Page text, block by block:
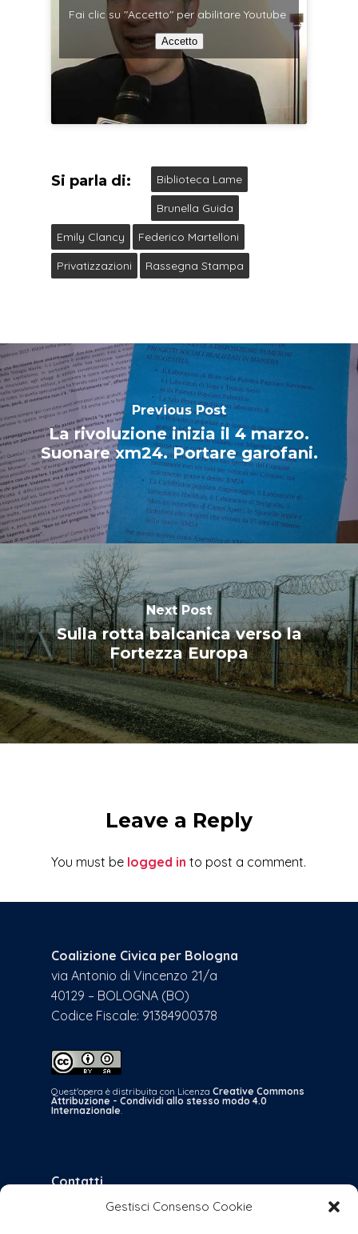
Gestisci Consenso Cookie
Fai clic su "Accetto" per abilitare Youtube
Accetto
Si parla di:
Biblioteca Lame
Brunella Guida
Emily Clancy
Federico Martelloni
Privatizzazioni
Rassegna Stampa
Previous Post
La rivoluzione inizia il 4 marzo.
Suonare xm24. Portare garofani.
Next Post
Sulla rotta balcanica verso la
Fortezza Europa
Leave a Reply
You must be logged in to post a comment.
Coalizione Civica per Bologna
via Antonio di Vincenzo 21/a
40129 – BOLOGNA (BO)
Codice Fiscale: 91384900378
Quest'opera è distribuita con Licenza Creative Commons
Attribuzione - Condividi allo stesso modo 4.0
Internazionale.
Contatti
bologna@coalizionecivica.it